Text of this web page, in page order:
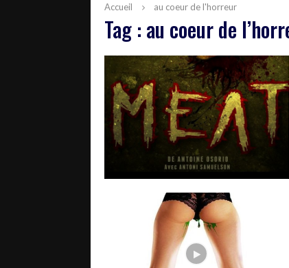
Accueil au coeur de l'horreur
Tag : au coeur de